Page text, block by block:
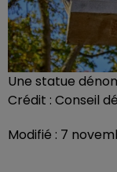
Une statue
Crédit : Conseil
Modifié : 7